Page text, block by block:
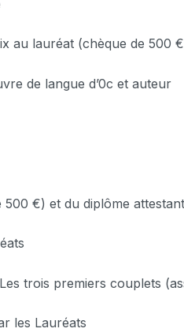
au lauréat (chèque de 500
de langue d’0c et auteur
500 €) et du diplôme
trois premiers couplets
les Lauréats